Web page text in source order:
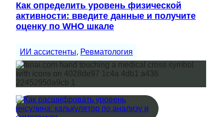
Как определить уровень физической
активности: введите данные и получите
оценку по WHO шкале
ИИ ассистенты, Ревматология